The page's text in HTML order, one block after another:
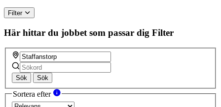
Filter
Här hittar du jobbet som passar dig Filter
Sök Sök
Sortera efter